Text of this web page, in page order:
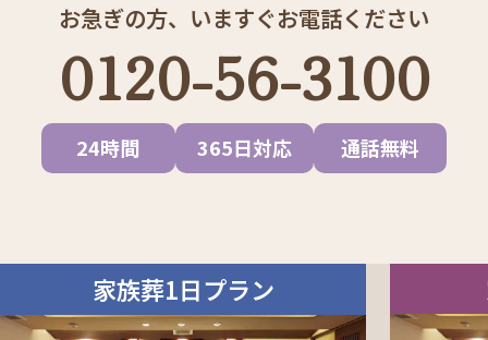
お急ぎの方、いますぐお電話ください
0120-56-3100
24時間 365日対応 通話無料
家族葬1日プラン